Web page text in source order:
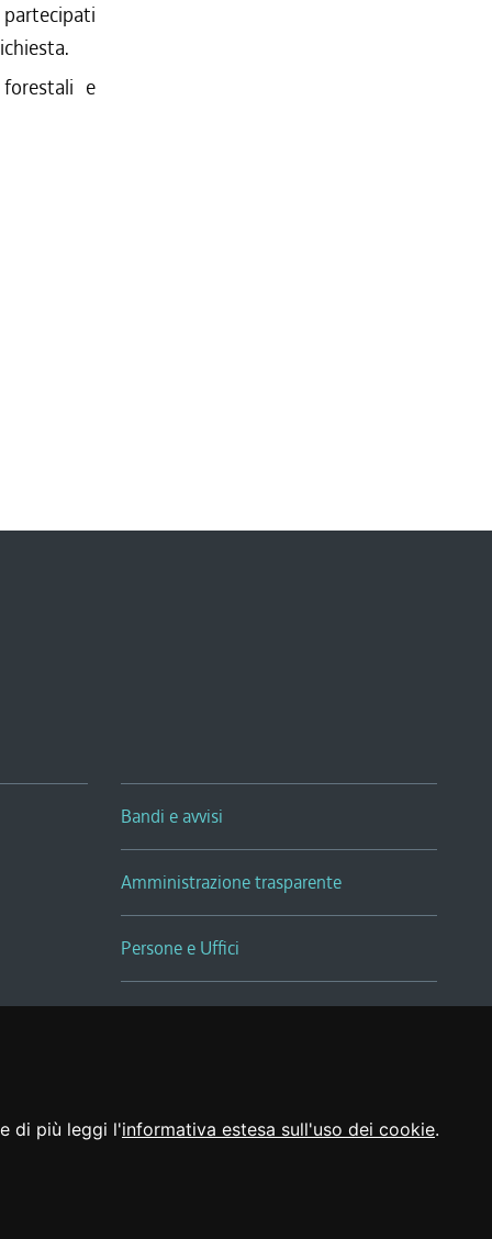
di più leggi l'informativa estesa sull'uso dei cookie.
e
Bandi e avvisi
Amministrazione trasparente
Persone e Uffici
Sala Tiziano Tessitori
Realizzato da